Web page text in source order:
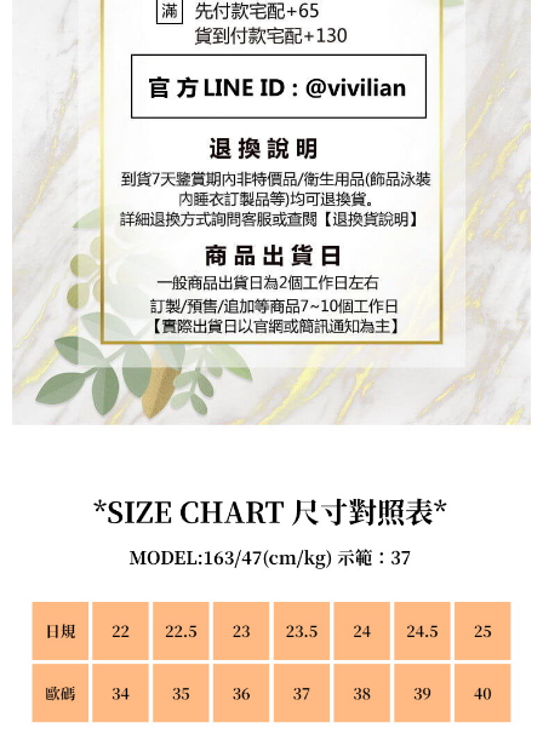
權轉讓予恩沛科技股份有限公司。
２．關於個人資料處理事宜，請瀏覽以下網址：
https://aftee.tw/terms/#terms3
３．未成年的使用者請事先徵得法定代理人或監護人之同意方可使用
「AFTEE先享後付」，若未經同意申辦者引起之損失，本公司不負相關責
４．使用「AFTEE先享後付」時，將依據個別帳號之用戶狀況，依本公司即
時審查核予不同之上限額度；若仍有額度不足之情形，本公司將視審查結果
請求用戶進行身份認證。
５．嚴禁一人註冊多個帳號或使用他人資訊註冊。若發現惡意使用之情形，
恩沛科技股份有限公司將有權停止該用戶之使用額度並採取法律行動。